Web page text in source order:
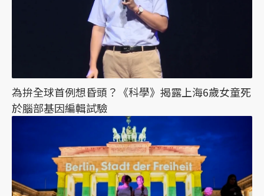
為拚全球首例想昏頭？《科學》揭露上海6歲女童死
於腦部基因編輯試驗